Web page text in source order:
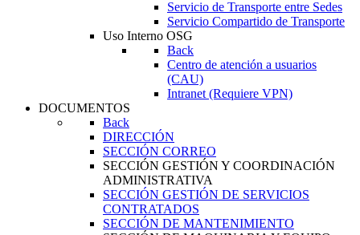
Servicio de Transporte entre Sedes
Servicio Compartido de Transporte
Uso Interno OSG
Back
Centro de atención a usuarios
(CAU)
Intranet (Requiere VPN)
DOCUMENTOS
Back
DIRECCIÓN
SECCIÓN CORREO
SECCIÓN GESTIÓN Y COORDINACIÓN
ADMINISTRATIVA
SECCIÓN GESTIÓN DE SERVICIOS
CONTRATADOS
SECCIÓN DE MANTENIMIENTO